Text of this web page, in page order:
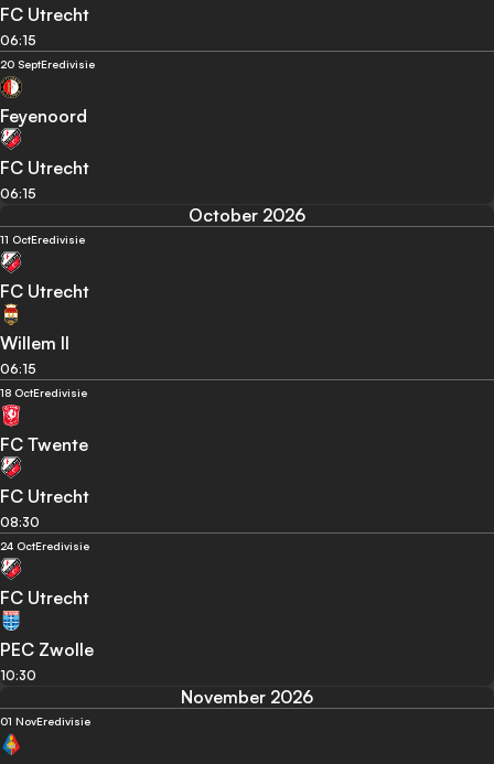
FC Utrecht
06:15
20 SeptEredivisie
Feyenoord
FC Utrecht
06:15
October 2026
11 OctEredivisie
FC Utrecht
Willem II
06:15
18 OctEredivisie
FC Twente
FC Utrecht
08:30
24 OctEredivisie
FC Utrecht
PEC Zwolle
10:30
November 2026
01 NovEredivisie